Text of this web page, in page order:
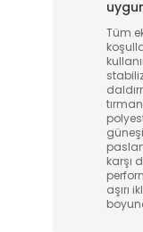
Tüm
karşı
aşırı